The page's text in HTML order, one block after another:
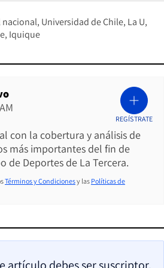
nacional Universidad de Chile La U
Iquique
con la cobertura y análisis de
más importantes del fin de
de Deportes de La Tercera.
REGÍSTRATE
Términos y Condicionesy las Políticas de